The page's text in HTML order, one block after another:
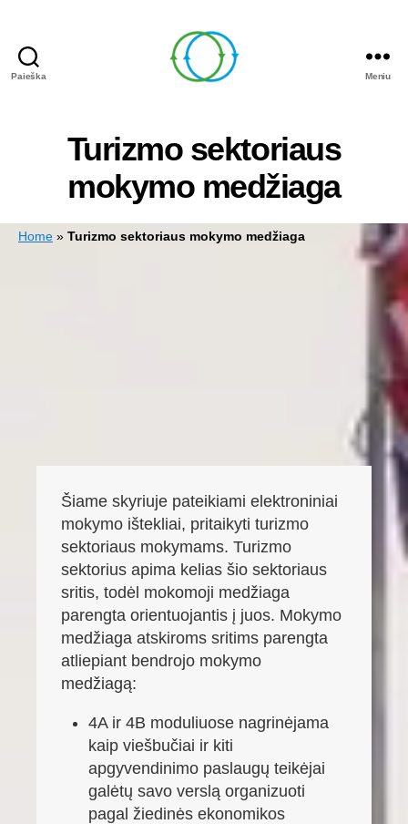
Paieška Meniu
Turizmo sektoriaus
mokymo medžiaga
Home » Turizmo sektoriaus mokymo medžiaga
Šiame skyriuje pateikiami elektroniniai
mokymo ištekliai, pritaikyti turizmo
sektoriaus mokymams. Turizmo
sektorius apima kelias šio sektoriaus
sritis, todėl mokomoji medžiaga
parengta orientuojantis į juos. Mokymo
medžiaga atskiroms sritims parengta
atliepiant bendrojo mokymo
medžiagą:
4A ir 4B moduliuose nagrinėjama
kaip viešbučiai ir kiti
apgyvendinimo paslaugų teikėjai
galėtų savo verslą organizuoti
pagal žiedinės ekonomikos